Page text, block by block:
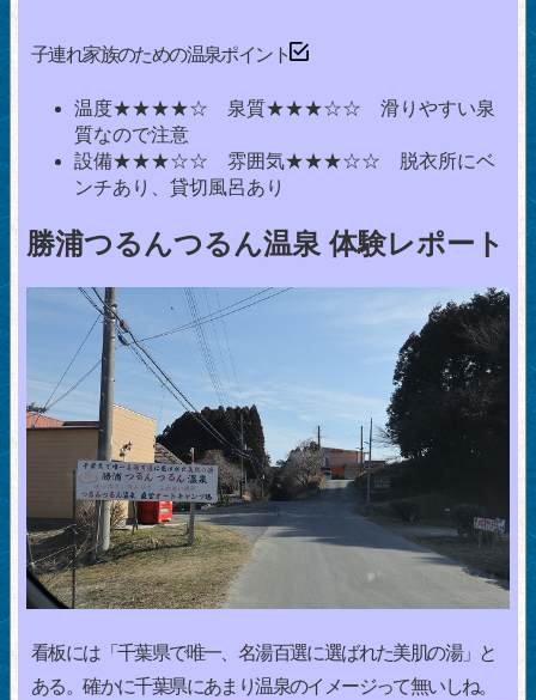
子連れ家族のための温泉ポイント
温度★★★★☆ 泉質★★★☆☆ 滑りやすい泉
質なので注意
設備★★★☆☆ 雰囲気★★★☆☆ 脱衣所にベ
ンチあり、貸切風呂あり
勝浦つるんつるん温泉 体験レポート
看板には「千葉県で唯一、名湯百選に選ばれた美肌の湯」と
ある。確かに千葉県にあまり温泉のイメージって無いしね。